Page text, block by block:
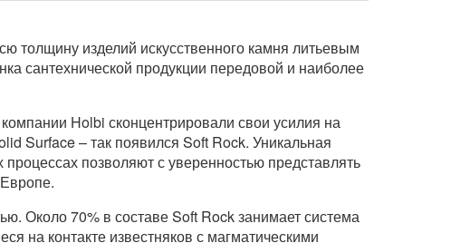
толщину изделий искусственного камня литьевым
сантехнической продукции передовой и наиболее
Holbi сконцентрировали свои усилия на
Surface – так появился Soft Rock. Уникальная
позволяют с уверенностью представлять
Около 70% в составе Soft Rock занимает система
на контакте известняков с магматическими